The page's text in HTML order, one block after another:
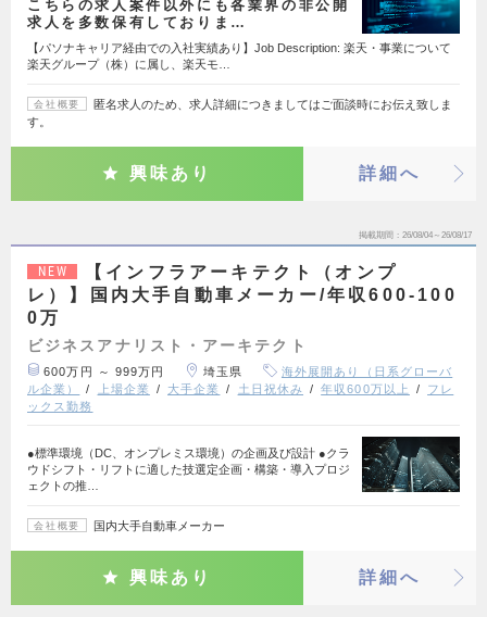
こちらの求人案件以外にも各業界の非公開
求人を多数保有しておりま…
【パソナキャリア経由での入社実績あり】Job Description: 楽天・事業について
楽天グループ（株）に属し、楽天モ…
会社概要
匿名求人のため、求人詳細につきましてはご面談時にお伝え致しま
す。
興味あり 詳細へ
掲載期間 26/08/04～26/08/17
NEW
【インフラアーキテクト（オンプ
レ）】国内大手自動車メーカー/年収600-100
0万
ビジネスアナリスト・アーキテクト
600万円 ～ 999万円 埼玉県
海外展開あり（日系グローバ
ル企業）
上場企業 大手企業 土日祝休み 年収600万以上
フレ
ックス勤務
●標準環境（DC、オンプレミス環境）の企画及び設計 ●クラ
ウドシフト・リフトに適した技選定企画・構築・導入プロジ
ェクトの推…
会社概要 国内大手自動車メーカー
興味あり 詳細へ